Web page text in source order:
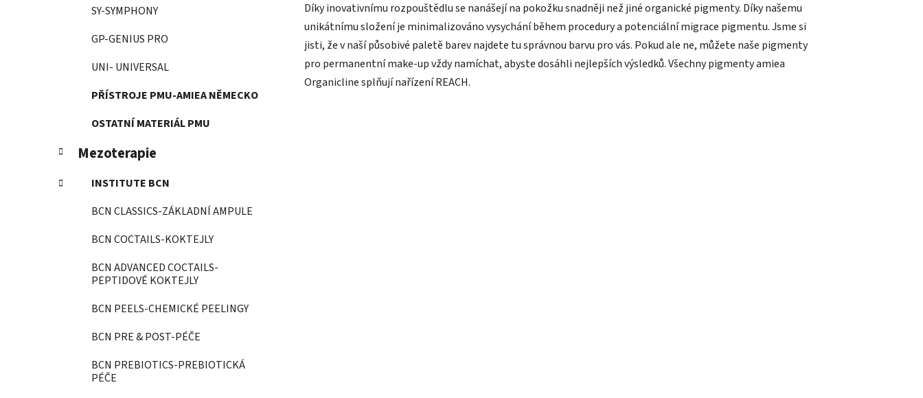
SY-SYMPHONY
GP-GENIUS PRO
UNI- UNIVERSAL
PŘÍSTROJE PMU-AMIEA NĚMECKO
OSTATNÍ MATERIÁL PMU
Mezoterapie
INSTITUTE BCN
BCN CLASSICS-ZÁKLADNÍ AMPULE
BCN COCTAILS-KOKTEJLY
BCN ADVANCED COCTAILS-
PEPTIDOVÉ KOKTEJLY
BCN PEELS-CHEMICKÉ PEELINGY
BCN PRE & POST-PÉČE
BCN PREBIOTICS-PREBIOTICKÁ
PÉČE
Díky inovativnímu rozpouštědlu se nanášejí na pokožku snadněji než jiné organické pigmenty. Díky našemu
unikátnímu složení je minimalizováno vysychání během procedury a potenciální migrace pigmentu. Jsme si
jisti, že v naší působivé paletě barev najdete tu správnou barvu pro vás. Pokud ale ne, můžete naše pigmenty
pro permanentní make-up vždy namíchat, abyste dosáhli nejlepších výsledků. Všechny pigmenty amiea
Organicline splňují nařízení REACH.